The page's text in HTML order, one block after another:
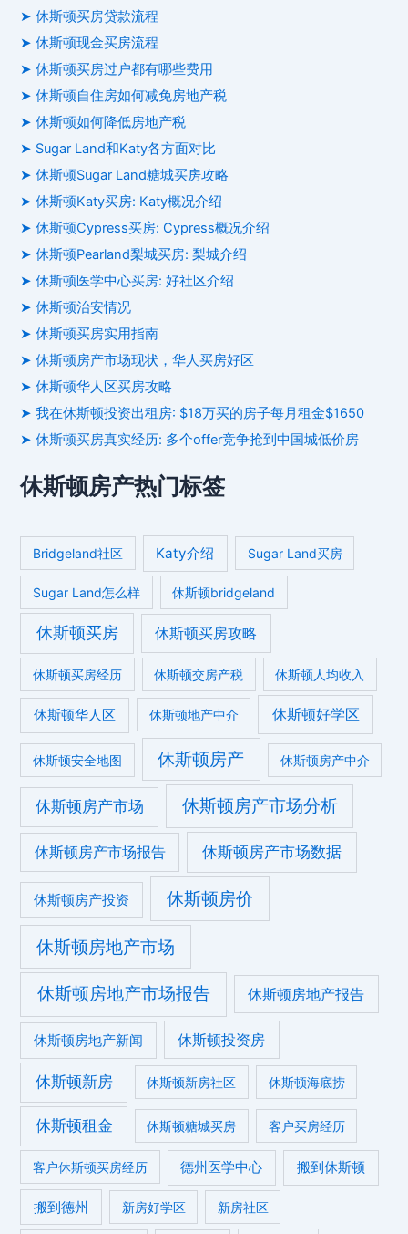
➤ 休斯顿买房贷款流程
➤ 休斯顿现金买房流程
➤ 休斯顿买房过户都有哪些费用
➤ 休斯顿自住房如何减免房地产税
➤ 休斯顿如何降低房地产税
➤ Sugar Land和Katy各方面对比
➤ 休斯顿Sugar Land糖城买房攻略
➤ 休斯顿Katy买房: Katy概况介绍
➤ 休斯顿Cypress买房: Cypress概况介绍
➤ 休斯顿Pearland梨城买房: 梨城介绍
➤ 休斯顿医学中心买房: 好社区介绍
➤ 休斯顿治安情况
➤ 休斯顿买房实用指南
➤ 休斯顿房产市场现状，华人买房好区
➤ 休斯顿华人区买房攻略
➤ 我在休斯顿投资出租房: $18万买的房子每月租金$1650
➤ 休斯顿买房真实经历: 多个offer竞争抢到中国城低价房
休斯顿房产热门标签
Bridgeland社区 Katy介绍 Sugar Land买房
Sugar Land怎么样 休斯顿bridgeland
休斯顿买房 休斯顿买房攻略
休斯顿买房经历 休斯顿交房产税 休斯顿人均收入
休斯顿华人区 休斯顿地产中介 休斯顿好学区
休斯顿安全地图 休斯顿房产 休斯顿房产中介
休斯顿房产市场 休斯顿房产市场分析
休斯顿房产市场报告 休斯顿房产市场数据
休斯顿房产投资 休斯顿房价
休斯顿房地产市场
休斯顿房地产市场报告 休斯顿房地产报告
休斯顿房地产新闻 休斯顿投资房
休斯顿新房 休斯顿新房社区 休斯顿海底捞
休斯顿租金 休斯顿糖城买房 客户买房经历
客户休斯顿买房经历 德州医学中心 搬到休斯顿
搬到德州 新房好学区 新房社区